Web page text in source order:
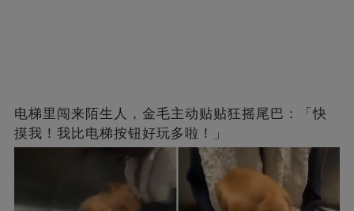
电梯里闯来陌生人，金毛主动贴贴狂摇尾巴：「快
摸我！我比电梯按钮好玩多啦！」